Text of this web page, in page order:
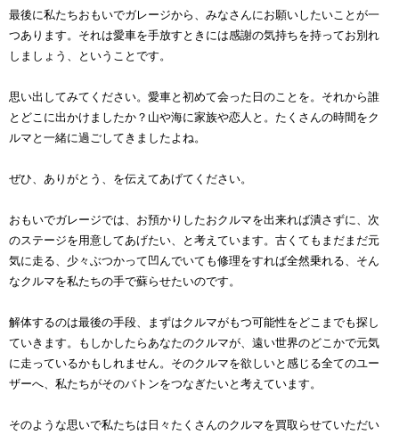
最後に私たちおもいでガレージから、みなさんにお願いしたいことが一
つあります。それは愛車を手放すときには感謝の気持ちを持ってお別れ
しましょう、ということです。
思い出してみてください。愛車と初めて会った日のことを。それから誰
とどこに出かけましたか？山や海に家族や恋人と。たくさんの時間をク
ルマと一緒に過ごしてきましたよね。
ぜひ、ありがとう、を伝えてあげてください。
おもいでガレージでは、お預かりしたおクルマを出来れば潰さずに、次
のステージを用意してあげたい、と考えています。古くてもまだまだ元
気に走る、少々ぶつかって凹んでいても修理をすれば全然乗れる、そん
なクルマを私たちの手で蘇らせたいのです。
解体するのは最後の手段、まずはクルマがもつ可能性をどこまでも探し
ていきます。もしかしたらあなたのクルマが、遠い世界のどこかで元気
に走っているかもしれません。そのクルマを欲しいと感じる全てのユー
ザーへ、私たちがそのバトンをつなぎたいと考えています。
そのような思いで私たちは日々たくさんのクルマを買取らせていただい